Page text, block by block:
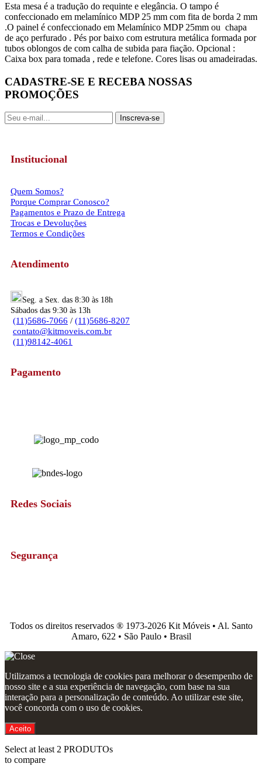
Esta mesa é a tradução do requinte e elegância. O tampo é
confeccionado em melamínico MDP 25 mm com fita de borda 2 mm
.O painel é confeccionado em Melamínico MDP 25mm ou chapa
de aço perfurado . Pés por baixo com estrutura metálica formada por
tubos oblongos de com calha de subida para fiação. Opcional :
Caixa box para tomada , rede e telefone. Cores lisas ou amadeiradas.
CADASTRE-SE E RECEBA NOSSAS
PROMOÇÕES
Inscreva-se
Institucional
Quem Somos?
Porque Comprar Conosco?
Pagamentos e Prazo de Entrega
Trocas e Devoluções
Termos e Condições
Atendimento
Seg. a Sex. das 8:30 às 18h
Sábados das 9:30 às 13h
(11)5686-7066 / (11)5686-8207
contato@kitmoveis.com.br
(11)98142-4061
Pagamento
Redes Sociais
Segurança
Todos os direitos reservados ®️ 1973-2026 Kit Móveis • Al. Santo
Amaro, 622 • São Paulo • Brasil
Utilizamos a tecnologia de cookies para melhorar o desempenho de
nosso site e a sua experiência de navegação, com base na sua
interação para a personalização de conteúdo. Ao utilizar este site,
você concorda com o uso de cookies.
Aceito
Select at least 2 PRODUTOs
to compare